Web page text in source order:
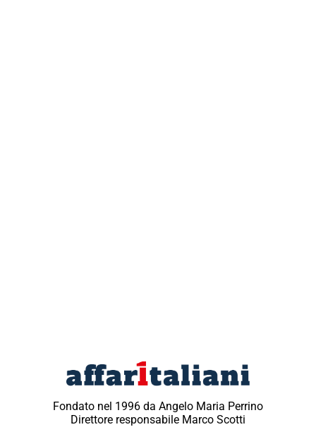
Fondato nel 1996 da Angelo Maria Perrino
Direttore responsabile Marco Scotti